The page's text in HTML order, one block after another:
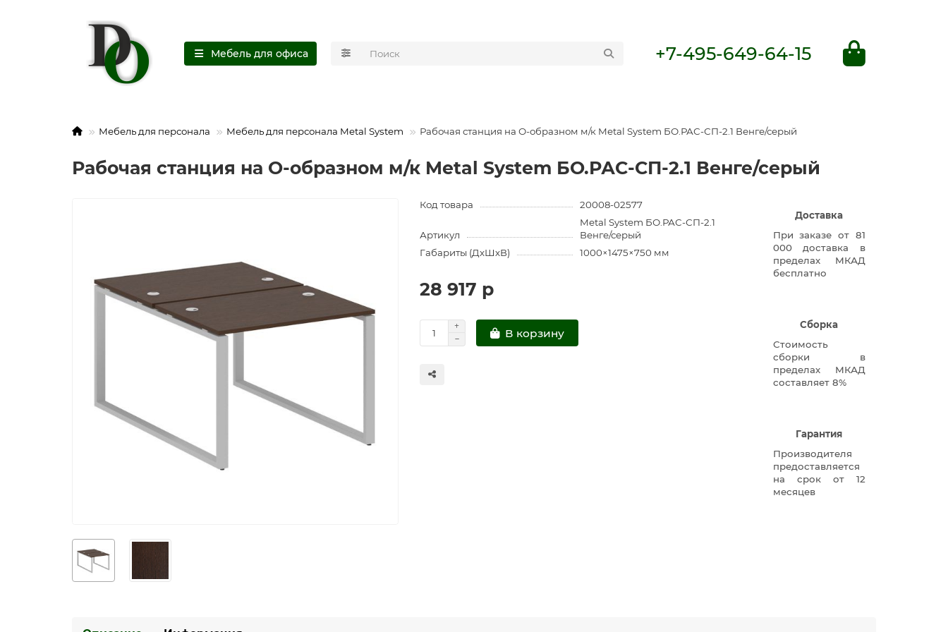
Мебель для офиса +7-495-649-64-15
Мебель для персонала Мебель для персонала Metal System Рабочая станция на О-образном м/к Metal System БО.РАС-СП-2.1 Венге/серый
Рабочая станция на О-образном м/к Metal System БО.РАС-СП-2.1 Венге/серый
Код товара 20008-02577
Артикул
Metal System БО.РАС-СП-2.1
Венге/серый
Габариты (ДхШхВ)
1000×1475×750 мм
28 917 р
В корзину
Доставка
При заказе от 81
000 доставка в
пределах МКАД
бесплатно
Сборка
Стоимость
сборки в
пределах МКАД
составляет 8%
Гарантия
Производителя
предоставляется
на срок от 12
месяцев